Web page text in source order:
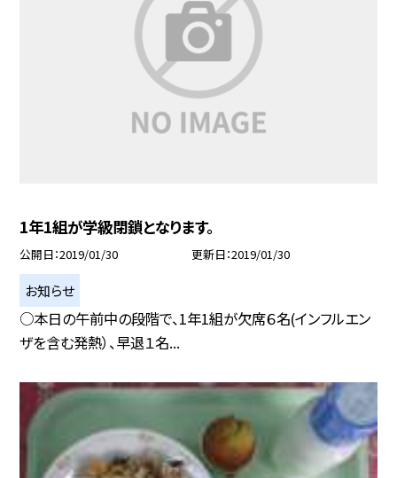
1年1組が学級閉鎖となります。
公開日 2019/01/30 更新日 2019/01/30
お知らせ
○本日の午前中の段階で、1年1組が欠席６名(インフルエン
ザを含む発熱）、早退１名...